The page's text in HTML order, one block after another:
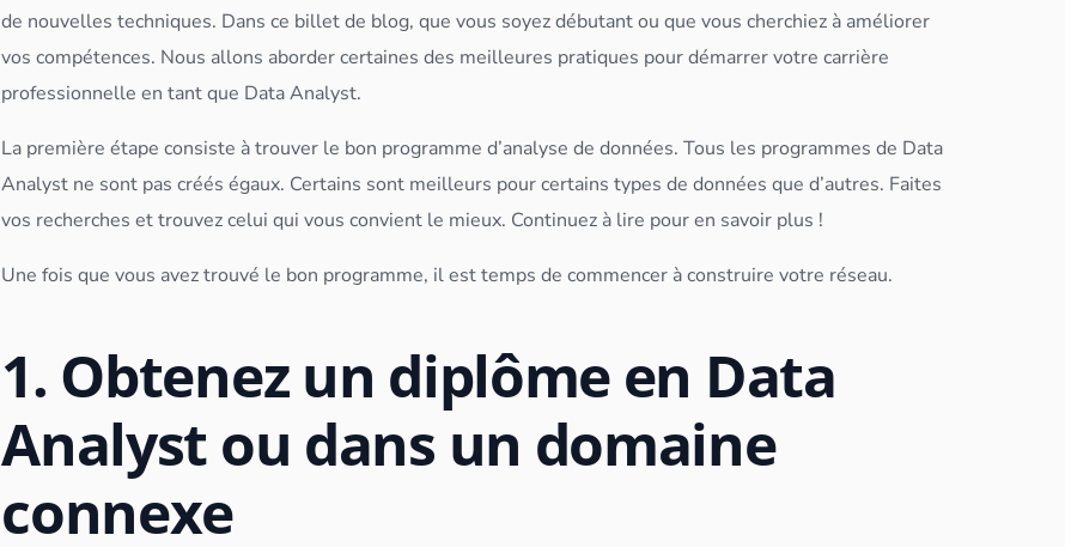
de nouvelles techniques. Dans ce billet de blog, que vous soyez débutant ou que vous cherchiez à améliorer
vos compétences. Nous allons aborder certaines des meilleures pratiques pour démarrer votre carrière
professionnelle en tant que Data Analyst.
La première étape consiste à trouver le bon programme d’analyse dedonnées. Tous les programmes de Data
Analyst ne sont pas créés égaux. Certains sont meilleurs pour certains types dedonnées que d’autres. Faites
vos recherches et trouvez celui qui vous convient le mieux. Continuez à lire pour en savoir plus !
Une fois que vous avez trouvé le bon programme, il est temps de commencer à construire votre réseau.
1. Obtenez un diplôme en Data
Analyst ou dans un domaine
connexe